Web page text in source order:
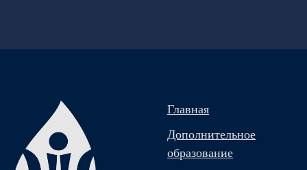
Главная
Дополнительное
образование